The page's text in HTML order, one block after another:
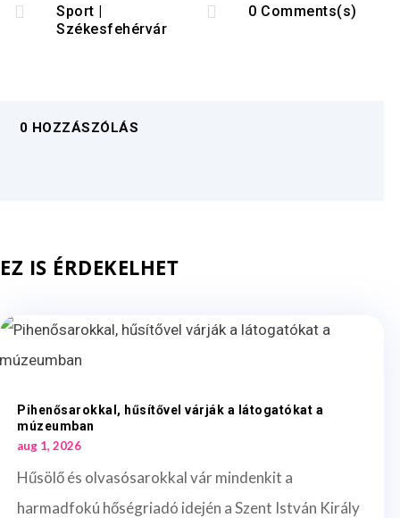
 Sport |
Székesfehérvár
 0 Comments(s)
0 HOZZÁSZÓLÁS
EZ IS ÉRDEKELHET
Pihenősarokkal, hűsítővel várják a látogatókat a
múzeumban
aug 1, 2026
Hűsölő és olvasósarokkal vár mindenkit a
harmadfokú hőségriadó idején a Szent István Király